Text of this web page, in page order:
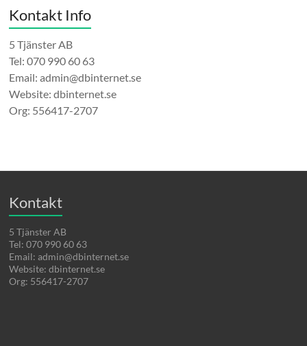
Kontakt Info
5 Tjänster AB
Tel: 070 990 60 63
Email: admin@dbinternet.se
Website: dbinternet.se
Org: 556417-2707
Kontakt
5 Tjänster AB
Tel: 070 990 60 63
Email: admin@dbinternet.se
Website: dbinternet.se
Org: 556417-2707